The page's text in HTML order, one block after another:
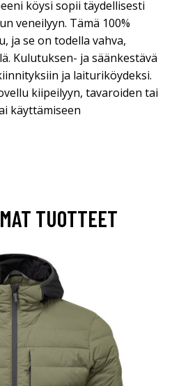
köysi sopii täydellisesti
veneilyyn. Tämä 100%
ja se on todella vahva,
Kulutuksen- ja säänkestävä
ja laituriköydeksi.
kiipeilyyn, tavaroiden tai
käyttämiseen
TUOTTEET